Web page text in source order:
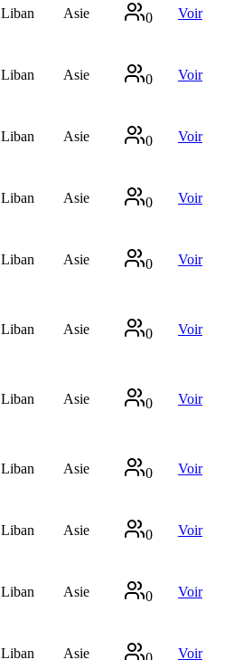
Liban Asie 0 Voir
Liban Asie 0 Voir
Liban Asie 0 Voir
Liban Asie 0 Voir
Liban Asie 0 Voir
Liban Asie 0 Voir
Liban Asie 0 Voir
Liban Asie 0 Voir
Liban Asie 0 Voir
Liban Asie 0 Voir
Liban Asie Voir